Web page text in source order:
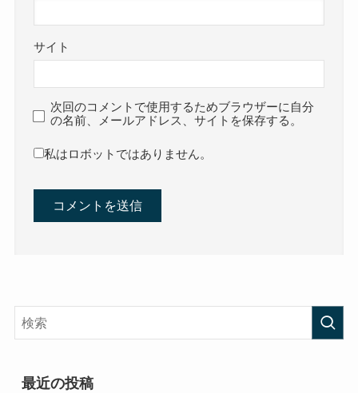
サイト
次回のコメントで使用するためブラウザーに自分
の名前、メールアドレス、サイトを保存する。
私はロボットではありません。
最近の投稿